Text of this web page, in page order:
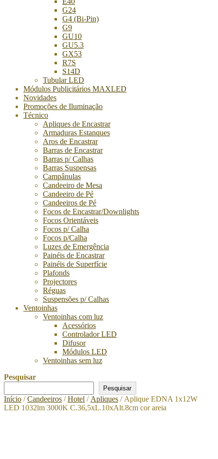
G24
G4 (Bi-Pin)
G9
GU10
GU5.3
GX53
R7S
S14D
Tubular LED
Módulos Publicitários MAXLED
Novidades
Promoções de Iluminação
Técnico
Apliques de Encastrar
Armaduras Estanques
Aros de Encastrar
Barras de Encastrar
Barras p/ Calhas
Barras Suspensas
Campânulas
Candeeiro de Mesa
Candeeiro de Pé
Candeeiros de Pé
Focos de Encastrar/Downlights
Focos Orientáveis
Focos p/ Calha
Focos p/Calha
Luzes de Emergência
Painéis de Encastrar
Painéis de Superfície
Plafonds
Projectores
Réguas
Suspensões p/ Calhas
Ventoinhas
Ventoinhas com luz
Acessórios
Controlador LED
Difusor
Módulos LED
Ventoinhas sem luz
Pesquisar
Pesquisar
Início /Candeeiros /Hotel / Apliques / Aplique EDNA 1x12W
LED 1032lm 3000K C.36,5xL.10xAlt.8cm cor areia